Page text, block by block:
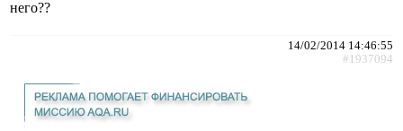
него??
14/02/2014 14:46:55
#1937094